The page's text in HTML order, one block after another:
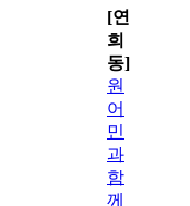
[연
희
동]
원
어
민
과
함
께